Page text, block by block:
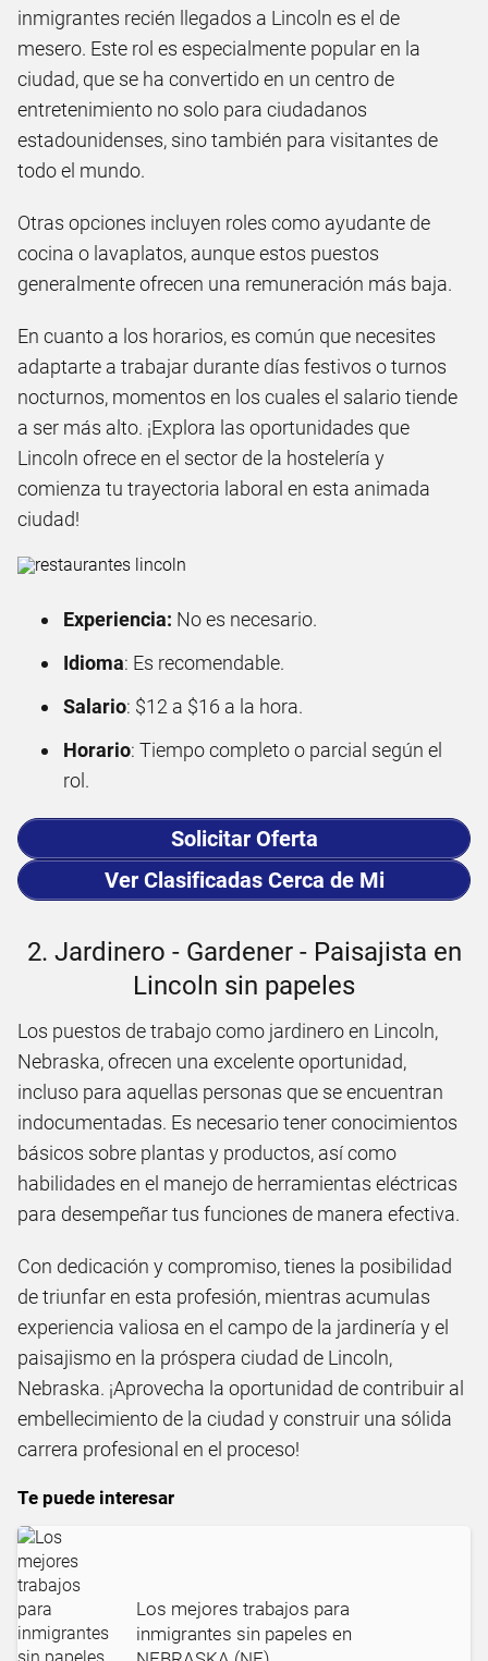
inmigrantes recién llegados a Lincoln es el de
mesero. Este rol es especialmente popular en la
ciudad, que se ha convertido en un centro de
entretenimiento no solo para ciudadanos
estadounidenses, sino también para visitantes de
todo el mundo.
Otras opciones incluyen roles como ayudante de
cocina o lavaplatos, aunque estos puestos
generalmente ofrecen una remuneración más baja.
En cuanto a los horarios, es común que necesites
adaptarte a trabajar durante días festivos o turnos
nocturnos, momentos en los cuales el salario tiende
a ser más alto. ¡Explora las oportunidades que
Lincoln ofrece en el sector de la hostelería y
comienza tu trayectoria laboral en esta animada
ciudad!
Experiencia: No es necesario.
Idioma: Es recomendable.
Salario: $12 a $16 a la hora.
Horario: Tiempo completo o parcial según el
rol.
Solicitar Oferta
Ver Clasificadas Cerca de Mi
2. Jardinero - Gardener - Paisajista en
Lincoln sin papeles
Los puestos de trabajo como jardinero en Lincoln,
Nebraska, ofrecen una excelente oportunidad,
incluso para aquellas personas que se encuentran
indocumentadas. Es necesario tener conocimientos
básicos sobre plantas y productos, así como
habilidades en el manejo de herramientas eléctricas
para desempeñar tus funciones de manera efectiva.
Con dedicación y compromiso, tienes la posibilidad
de triunfar en esta profesión, mientras acumulas
experiencia valiosa en el campo de la jardinería y el
paisajismo en la próspera ciudad de Lincoln,
Nebraska. ¡Aprovecha la oportunidad de contribuir al
embellecimiento de la ciudad y construir una sólida
carrera profesional en el proceso!
Te puede interesar
Los mejores trabajos para
inmigrantes sin papeles en